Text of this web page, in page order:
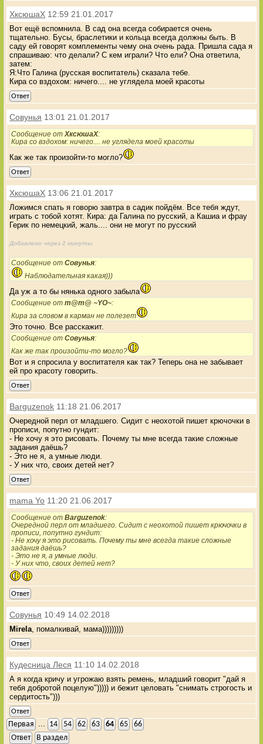
XксюшаX 12:59 21.01.2017
Вот ещё вспомнила. В сад она всегда собирается очень
тщательно. Бусы, браслетики и кольца всегда должны быть. В
саду ей говорят комплементы чему она очень рада. Пришла сада я
спрашиваю: что делали? С кем играли? Что ели? Она ответила,
затем:
Я:Что Галина (русская воспитатель) сказала тебе.
Кира со вздохом: ничего.... не углядела моей красоты
Ответ
Совунья 13:01 21.01.2017
Сообщение от XксюшаX:
Кира со вздохом: ничего.... не углядела моей красоты
Как же так произойти-то могло?
Ответ
XксюшаX 13:06 21.01.2017
Ложимся спать я говорю завтра в садик пойдём. Все тебя ждут,
играть с тобой хотят. Кира: да Галина по русский, а Кашиа и фрау
Герик по немецкий, жаль.... они не могут по русский
Добавлено через 2 минуты
Сообщение отСовунья:
Наблюдательная какая)))
Да уж а то бы нянька одного забыла
Сообщение отm@m@ ~YO~:
Кира за словом в карман не полезет
Это точно. Все расскажит.
Сообщение отСовунья:
Как же так произойти-то могло?
Вот и я спросила у воспитателя как так? Теперь она не забывает
ей про красоту говорить.
Ответ
Barguzenok 11:18 21.06.2017
Очередной перл от младшего. Сидит с неохотой пишет крючочки в
прописи, попутно гундит:
- Не хочу я это рисовать. Почему ты мне всегда такие сложные
задания даёшь?
- Это не я, а умные люди.
- У них что, своих детей нет?
Ответ
mama Yo 11:20 21.06.2017
Сообщение отBarguzenok:
Очередной перл от младшего. Сидит с неохотой пишет крючочки в
прописи, попутно гундит:
- Не хочу я это рисовать. Почему ты мне всегда такие сложные
задания даёшь?
- Это не я, а умные люди.
- У них что, своих детей нет?
Ответ
Совунья 10:49 14.02.2018
Mirela , помалкивай, мама)))))))))
Ответ
Кудесница Леся 11:10 14.02.2018
А я когда кричу и угрожаю взять ремень, младший говорит "дай я
тебя добротой поцелую"))))) и бежит целовать "снимать строгость и
сердитость")))
Ответ
Первая 14 54 62 63 64 65
66
Ответ
В раздел